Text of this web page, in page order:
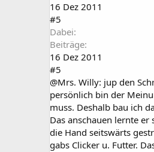
16 Dez 2011
#5
Dabei
Beiträge
16 Dez 2011
#5
@Mrs. Willy: jup den
persönlich bin der
muss. Deshalb bau ich
Das anschauen lernte
die Hand seitswärts
gabs Clicker u. Futter.